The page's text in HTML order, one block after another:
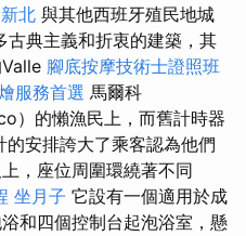
北 與其他西班牙殖民地城
典主義和折衷的建築，其
腳底按摩技術士證照班
服務首選 馬爾科
）的懶漁民上，而舊計時器
安排誇大了乘客認為他們
，座位周圍環繞著不同
坐月子 它設有一個適用於成
和四個控制台起泡浴室，懸